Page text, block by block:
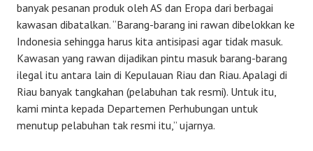
banyak pesanan produk oleh AS dan Eropa dari berbagai
kawasan dibatalkan. “Barang-barang ini rawan dibelokkan ke
Indonesia sehingga harus kita antisipasi agar tidak masuk.
Kawasan yang rawan dijadikan pintu masuk barang-barang
ilegal itu antara lain di Kepulauan Riau dan Riau. Apalagi di
Riau banyak tangkahan (pelabuhan tak resmi). Untuk itu,
kami minta kepada Departemen Perhubungan untuk
menutup pelabuhan tak resmi itu,” ujarnya.